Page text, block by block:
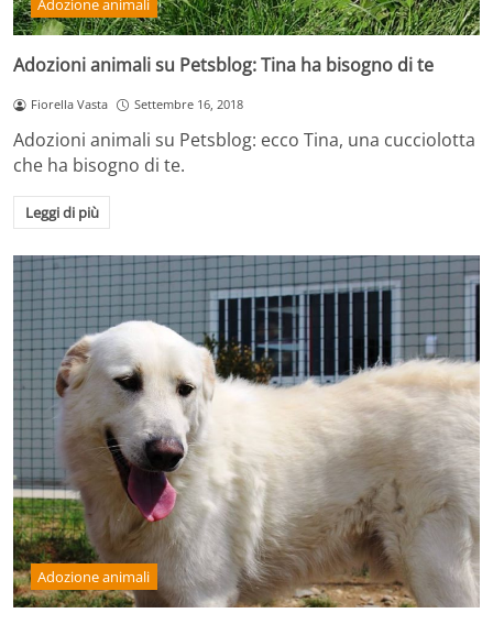
Adozione animali
Adozioni animali su Petsblog: Tina ha bisogno di te
Fiorella Vasta Settembre 16, 2018
Adozioni animali su Petsblog: ecco Tina, una cucciolotta
che ha bisogno di te.
Leggi di più
Adozione animali